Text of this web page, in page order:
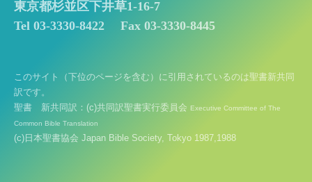
東京都杉並区下井草1-16-7
Tel 03-3330-8422
Fax 03-3330-8445
このサイト（下位のページを含む）に引用されているのは聖書新共同
訳です。
聖書 新共同訳：(c)共同訳聖書実行委員会 Executive Committee of The
Common Bible Translation
(c)日本聖書協会 Japan Bible Society, Tokyo 1987,1988